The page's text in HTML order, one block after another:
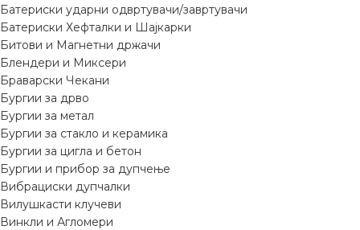
Батериски ударни одвртувачи/завртувачи
Батериски Хефталки и Шајкарки
Битови и Магнетни држачи
Блендери и Миксери
Браварски Чекани
Бургии за дрво
Бургии за метал
Бургии за стакло и керамика
Бургии за цигла и бетон
Бургии и прибор за дупчење
Вибрациски дупчалки
Вилушкасти клучеви
Винкли и Агломери